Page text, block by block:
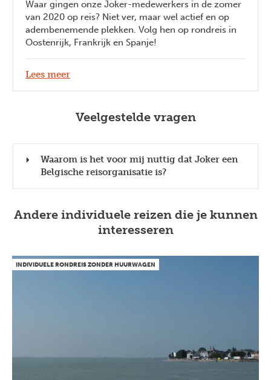
Waar gingen onze Joker-medewerkers in de zomer
van 2020 op reis? Niet ver, maar wel actief en op
adembenemende plekken. Volg hen op rondreis in
Oostenrijk, Frankrijk en Spanje!
Lees meer
Veelgestelde vragen
Waarom is het voor mij nuttig dat Joker een
Belgische reisorganisatie is?
Andere individuele reizen die je kunnen
interesseren
INDIVIDUELE RONDREIS ZONDER HUURWAGEN